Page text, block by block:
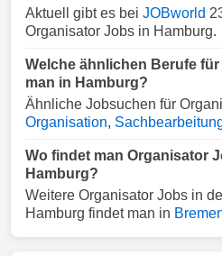
Aktuell gibt es bei JOBworld
Organisator Jobs in Hamburg.
Welche ähnlichen Berufe
man in Hamburg?
Ähnliche Jobsuchen für
Organisation,
Wo findet man Organisator
Hamburg?
Weitere Organisator Jobs in
Hamburg findet man in